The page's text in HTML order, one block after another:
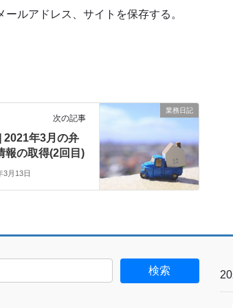
ルアドレス、サイトを保存する。
業務日記
次の記事
2021年3月の弁
報の取得(2回目)
3月13日